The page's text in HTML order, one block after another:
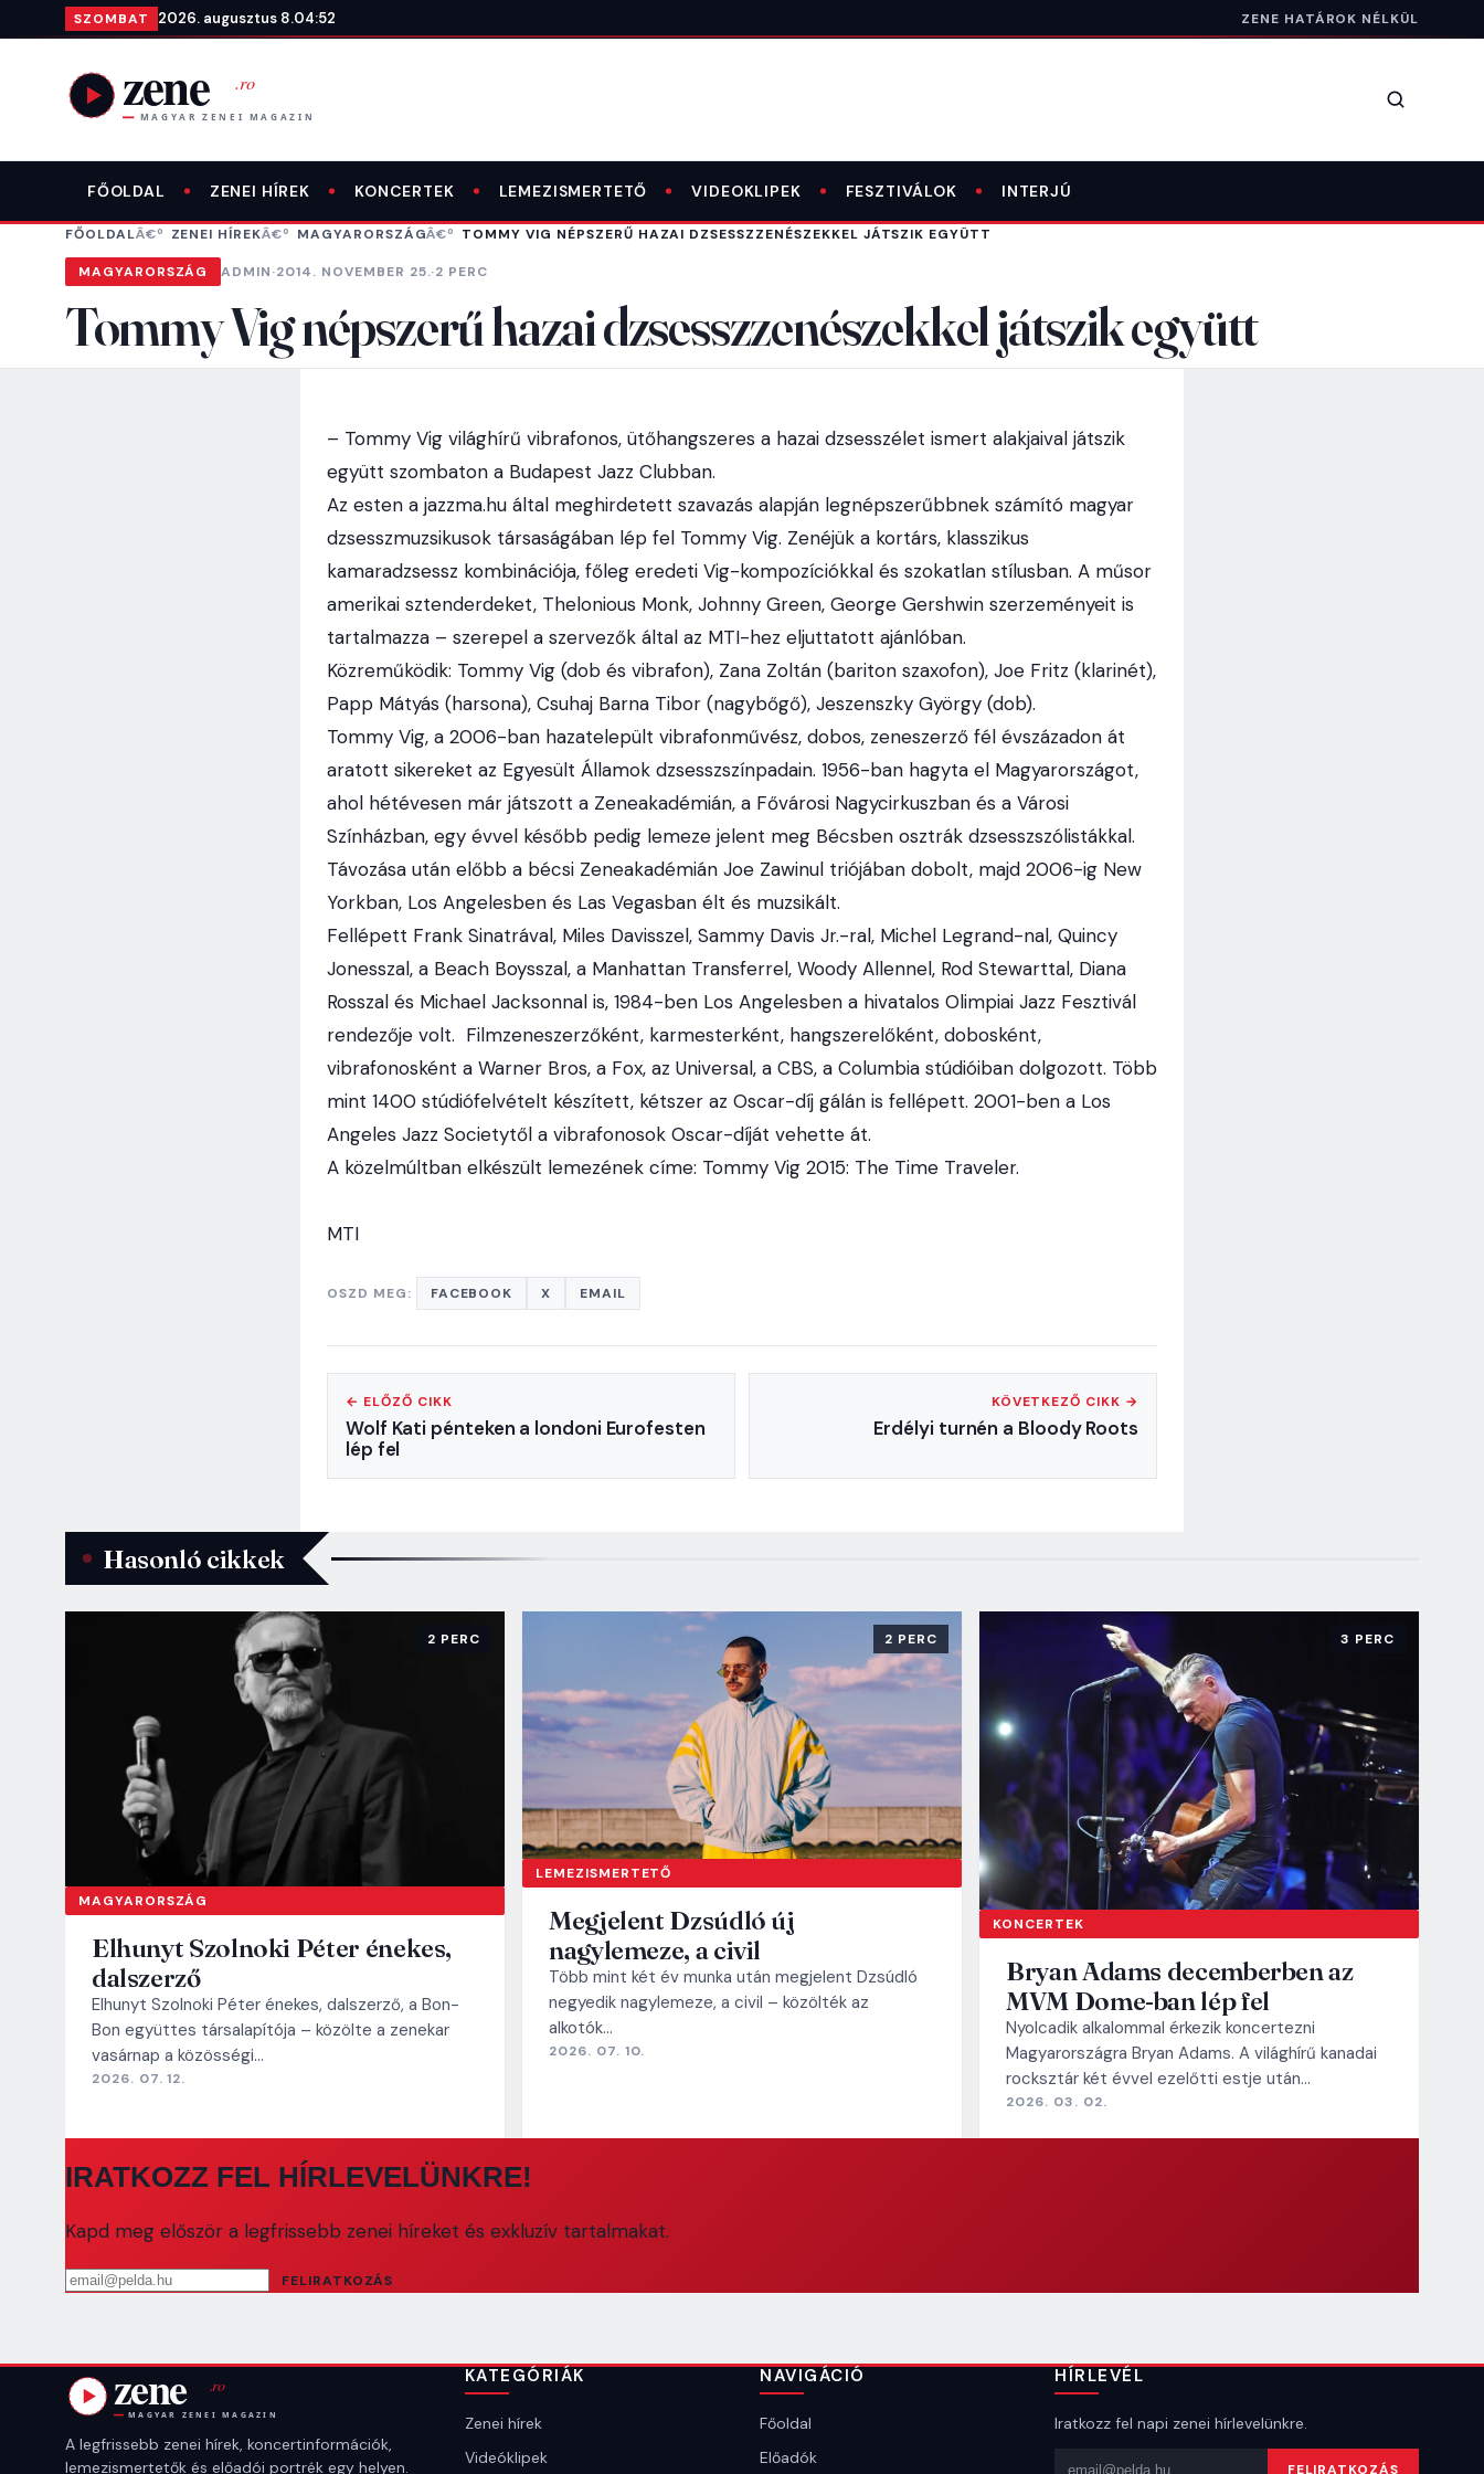
Ugrás a tartalomra
SZOMBAT 2026. augusztus 8.04:52 ZENE HATÁROK NÉLKÜL
Keresés
FŐOLDAL ZENEI HÍREK KONCERTEK LEMEZISMERTETŐ VIDEOKLIPEK FESZTIVÁLOK INTERJÚ
FŐOLDAL ZENEI HÍREK MAGYARORSZÁG TOMMY VIG NÉPSZERŰ HAZAI DZSESSZZENÉSZEKKEL JÁTSZIK EGYÜTT
MAGYARORSZÁG ADMIN·2014. NOVEMBER 25.·2 PERC
Tommy Vig népszerű hazai dzsesszzenészekkel játszik együtt
– Tommy Vig világhírű vibrafonos, ütőhangszeres a hazai dzsesszélet ismert alakjaival játszik
együtt szombaton a Budapest Jazz Clubban.
Az esten a jazzma.hu által meghirdetett szavazás alapján legnépszerűbbnek számító magyar
dzsesszmuzsikusok társaságában lép fel Tommy Vig. Zenéjük a kortárs, klasszikus
kamaradzsessz kombinációja, főleg eredeti Vig-kompozíciókkal és szokatlan stílusban. A műsor
amerikai sztenderdeket, Thelonious Monk, Johnny Green, George Gershwin szerzeményeit is
tartalmazza – szerepel a szervezők által az MTI-hez eljuttatott ajánlóban.
Közreműködik: Tommy Vig (dob és vibrafon), Zana Zoltán (bariton szaxofon), Joe Fritz (klarinét),
Papp Mátyás (harsona), Csuhaj Barna Tibor (nagybőgő), Jeszenszky György (dob).
Tommy Vig, a 2006-ban hazatelepült vibrafonművész, dobos, zeneszerző fél évszázadon át
aratott sikereket az Egyesült Államok dzsesszszínpadain. 1956-ban hagyta el Magyarországot,
ahol hétévesen már játszott a Zeneakadémián, a Fővárosi Nagycirkuszban és a Városi
Színházban, egy évvel később pedig lemeze jelent meg Bécsben osztrák dzsesszszólistákkal.
Távozása után előbb a bécsi Zeneakadémián Joe Zawinul triójában dobolt, majd 2006-ig New
Yorkban, Los Angelesben és Las Vegasban élt és muzsikált.
Fellépett Frank Sinatrával, Miles Davisszel, Sammy Davis Jr.-ral, Michel Legrand-nal, Quincy
Jonesszal, a Beach Boysszal, a Manhattan Transferrel, Woody Allennel, Rod Stewarttal, Diana
Rosszal és Michael Jacksonnal is, 1984-ben Los Angelesben a hivatalos Olimpiai Jazz Fesztivál
rendezője volt. Filmzeneszerzőként, karmesterként, hangszerelőként, dobosként,
vibrafonosként a Warner Bros, a Fox, az Universal, a CBS, a Columbia stúdióiban dolgozott. Több
mint 1400 stúdiófelvételt készített, kétszer az Oscar-díj gálán is fellépett. 2001-ben a Los
Angeles Jazz Societytől a vibrafonosok Oscar-díját vehette át.
A közelmúltban elkészült lemezének címe: Tommy Vig 2015: The Time Traveler.
MTI
OSZD MEG: FACEBOOK X EMAIL
← ELŐZŐ CIKK
Wolf Kati pénteken a londoni Eurofesten
lép fel
KÖVETKEZŐ CIKK →
Erdélyi turnén a Bloody Roots
Hasonló cikkek
MAGYARORSZÁG
2 PERC
Elhunyt Szolnoki Péter énekes,
dalszerző
Elhunyt Szolnoki Péter énekes, dalszerző, a Bon-
Bon együttes társalapítója – közölte a zenekar
vasárnap a közösségi…
2026. 07. 12.
LEMEZISMERTETŐ
2 PERC
Megjelent Dzsúdló új
nagylemeze, a civil
Több mint két év munka után megjelent Dzsúdló
negyedik nagylemeze, a civil – közölték az
alkotók…
2026. 07. 10.
KONCERTEK
3 PERC
Bryan Adams decemberben az
MVM Dome-ban lép fel
Nyolcadik alkalommal érkezik koncertezni
Magyarországra Bryan Adams. A világhírű kanadai
rocksztár két évvel ezelőtti estje után…
2026. 03. 02.
IRATKOZZ FEL HÍRLEVELÜNKRE!
Kapd meg először a legfrissebb zenei híreket és exkluzív tartalmakat.
Email cím
FELIRATKOZÁS
A legfrissebb zenei hírek, koncertinformációk,
lemezismertetők és előadói portrék egy helyen.
KATEGÓRIÁK
Zenei hírek
Videóklipek
NAVIGÁCIÓ
Főoldal
Előadók
HÍRLEVÉL
Iratkozz fel napi zenei hírlevelünkre.
Email cím FELIRATKOZÁS